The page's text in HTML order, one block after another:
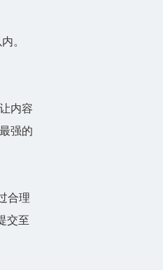
。
内容
强的
合理
交至